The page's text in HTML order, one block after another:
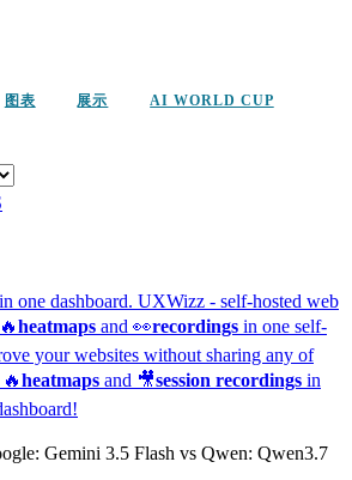
图表 展示 AI WORLD CUP
one dashboard. UXWizz - self-hosted web
heatmaps and 👀recordings in one self-
your websites without sharing any of
heatmaps and 🎥session recordings in
Gemini 3.5 Flash vs Qwen: Qwen3.7